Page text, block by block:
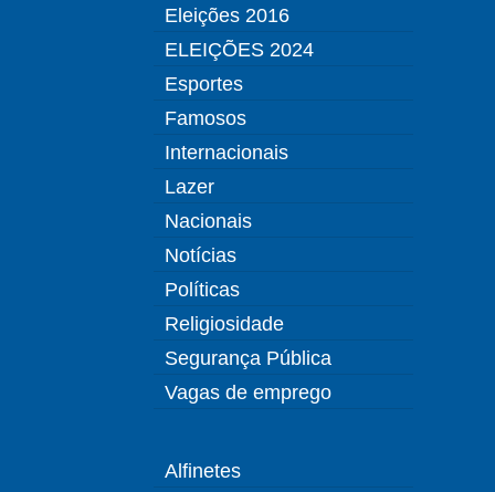
Eleições 2016
ELEIÇÕES 2024
Esportes
Famosos
Internacionais
Lazer
Nacionais
Notícias
Políticas
Religiosidade
Segurança Pública
Vagas de emprego
Alfinetes